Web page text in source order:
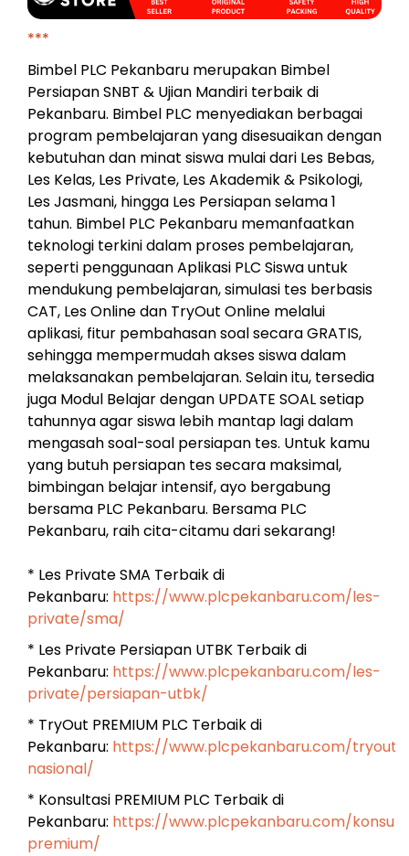
***
Bimbel PLC Pekanbaru merupakan Bimbel
Persiapan SNBT & Ujian Mandiri terbaik di
Pekanbaru. Bimbel PLC menyediakan berbagai
program pembelajaran yang disesuaikan dengan
kebutuhan dan minat siswa mulai dari Les Bebas,
Les Kelas, Les Private, Les Akademik & Psikologi,
Les Jasmani, hingga Les Persiapan selama 1
tahun. Bimbel PLC Pekanbaru memanfaatkan
teknologi terkini dalam proses pembelajaran,
seperti penggunaan Aplikasi PLC Siswa untuk
mendukung pembelajaran, simulasi tes berbasis
CAT, Les Online dan TryOut Online melalui
aplikasi, fitur pembahasan soal secara GRATIS,
sehingga mempermudah akses siswa dalam
melaksanakan pembelajaran. Selain itu, tersedia
juga Modul Belajar dengan UPDATE SOAL setiap
tahunnya agar siswa lebih mantap lagi dalam
mengasah soal-soal persiapan tes. Untuk kamu
yang butuh persiapan tes secara maksimal,
bimbingan belajar intensif, ayo bergabung
bersama PLC Pekanbaru. Bersama PLC
Pekanbaru, raih cita-citamu dari sekarang!
* Les Private SMA Terbaik di
Pekanbaru: https://www.plcpekanbaru.com/les-
private/sma/
* Les Private Persiapan UTBK Terbaik di
Pekanbaru: https://www.plcpekanbaru.com/les-
private/persiapan-utbk/
* TryOut PREMIUM PLC Terbaik di
Pekanbaru: https://www.plcpekanbaru.com/tryout-
nasional/
* Konsultasi PREMIUM PLC Terbaik di
Pekanbaru: https://www.plcpekanbaru.com/
premium/